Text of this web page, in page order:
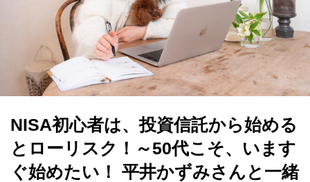
NISA初心者は、投資信託から始める
とローリスク！～50代こそ、います
ぐ始めたい！ 平井かずみさんと一緒